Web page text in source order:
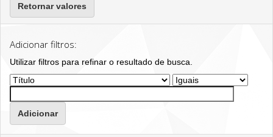
Retornar valores
Adicionar filtros:
Utilizar filtros para refinar o resultado de busca.